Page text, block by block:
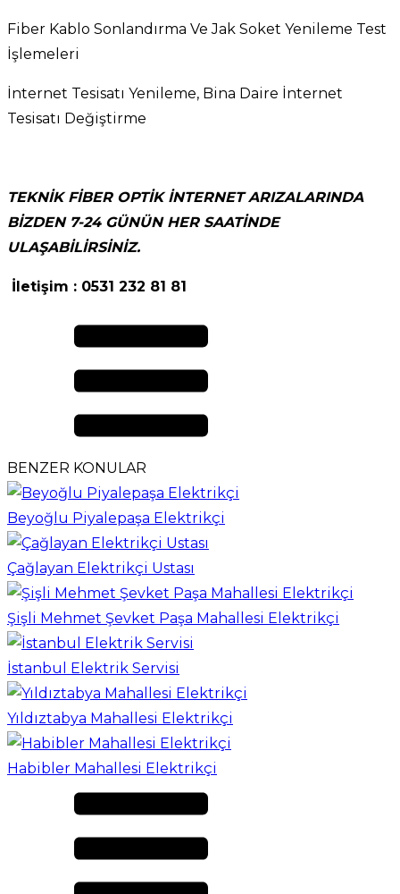
Fiber Kablo Sonlandırma Ve Jak Soket Yenileme Test
İşlemeleri
İnternet Tesisatı Yenileme, Bina Daire İnternet
Tesisatı Değiştirme
TEKNİK FİBER OPTİK İNTERNET ARIZALARINDA
BİZDEN 7-24 GÜNÜN HER SAATİNDE
ULAŞABİLİRSİNİZ.
İletişim : 0531 232 81 81
BENZER KONULAR
Beyoğlu Piyalepaşa Elektrikçi
Çağlayan Elektrikçi Ustası
Şişli Mehmet Şevket Paşa Mahallesi Elektrikçi
İstanbul Elektrik Servisi
Yıldıztabya Mahallesi Elektrikçi
Habibler Mahallesi Elektrikçi